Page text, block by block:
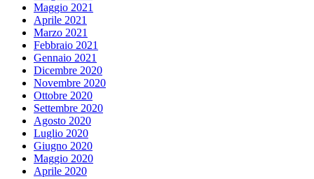
Maggio 2021
Aprile 2021
Marzo 2021
Febbraio 2021
Gennaio 2021
Dicembre 2020
Novembre 2020
Ottobre 2020
Settembre 2020
Agosto 2020
Luglio 2020
Giugno 2020
Maggio 2020
Aprile 2020